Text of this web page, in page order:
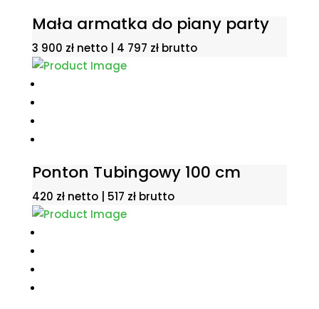
Mała armatka do piany party
3 900 zł netto | 4 797 złbrutto
Ponton Tubingowy 100 cm
420 zł netto | 517 złbrutto